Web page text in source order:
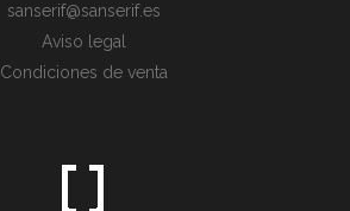
sanserif@sanserif.es
Aviso legal
Condiciones de venta